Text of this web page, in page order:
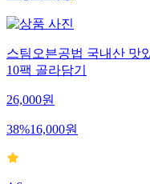
스팀오븐공법 국내산 맛
10팩 골라담기
26,000원
38%16,000원